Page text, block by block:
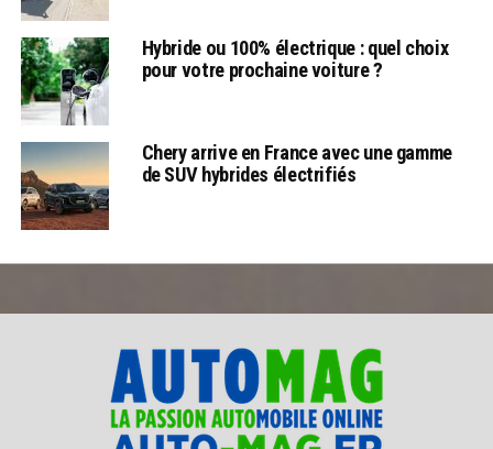
Hybride ou 100% électrique : quel choix
pour votre prochaine voiture ?
Chery arrive en France avec une gamme
de SUV hybrides électrifiés